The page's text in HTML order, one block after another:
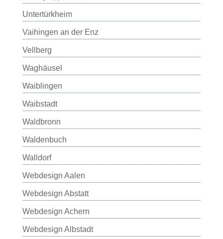
Untertürkheim
Vaihingen an der Enz
Vellberg
Waghäusel
Waiblingen
Waibstadt
Waldbronn
Waldenbuch
Walldorf
Webdesign Aalen
Webdesign Abstatt
Webdesign Achern
Webdesign Albstadt